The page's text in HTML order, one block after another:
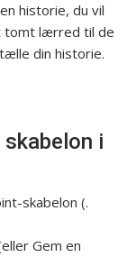
historie, du vil
tomt lærred til de
din historie.
i
skabelon (.
Gem en